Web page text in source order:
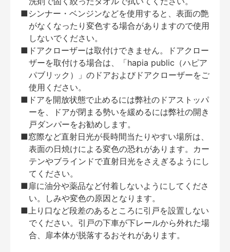
■シンナー・ベンジンなどを使用すると、表面の艶
がなくなったり変色する場合がありますので使用
しないでください。
■ドアクローザーは取付けできません。ドアクロー
ザーを取付ける場合は、「hapia public（ハピア
パブリック）」のドアおよびドアクローザーをご
使用ください。
■ドアを開放状態で止めるには弊社のドアストッパ
ーを、ドアが閉まる勢いを緩めるには弊社の開き
戸ダンパーをお勧めします。
■窓際など直射日光が長時間当たりやすい場所は、
表面の日焼けによる変色の恐れがあります。カー
テンやブラインドで直射日光をさえぎるようにし
てください。
■扉に油分や薬品など付着しないようにしてくださ
い。しみや変色の原因となります。
■上り口など段差のあるところに引戸を設置しない
でください。引戸の下車が下レールから外れた場
合、扉本体が脱落するおそれがあります。